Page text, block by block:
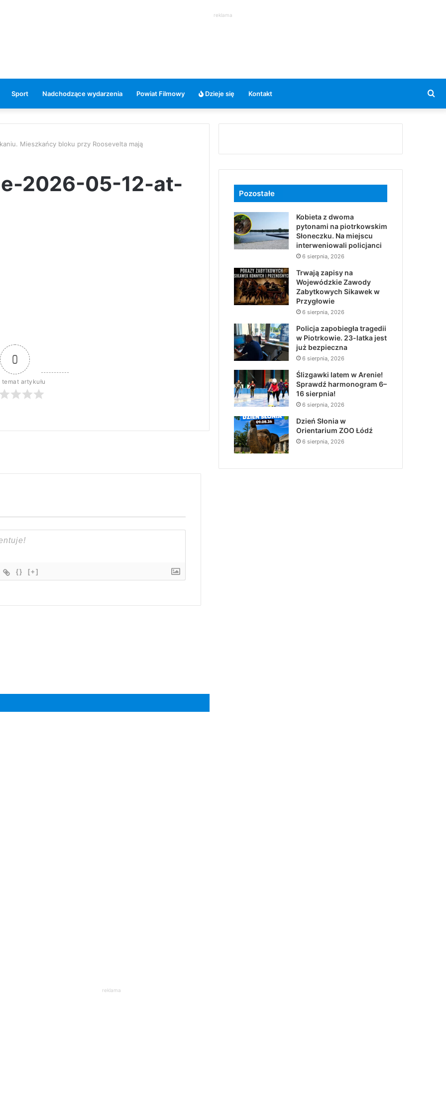
reklama
Sport Nadchodzące wydarzenia Powiat Filmowy Dzieje się Kontakt
Mieszkańcy bloku przy Roosevelta mają
2026-05-12-at-
0
temat artykułu
{} [+]
Pozostałe
Kobieta z dwoma
pytonami na piotrkowskim
Słoneczku. Na miejscu
interweniowali policjanci
6 sierpnia, 2026
Trwają zapisy na
Wojewódzkie Zawody
Zabytkowych Sikawek w
Przygłowie
6 sierpnia, 2026
Policja zapobiegła tragedii
w Piotrkowie. 23-latka jest
już bezpieczna
6 sierpnia, 2026
Ślizgawki latem w Arenie!
Sprawdź harmonogram 6–
16 sierpnia!
6 sierpnia, 2026
Dzień Słonia w
Orientarium ZOO Łódź
6 sierpnia, 2026
reklama